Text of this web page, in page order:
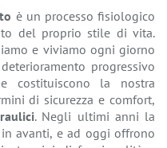
è un processo fisiologico
del proprio stile di vita.
e viviamo ogni giorno
progressivo
costituiscono la nostra
di sicurezza e comfort,
. Negli ultimi anni la
avanti, e ad oggi offrono